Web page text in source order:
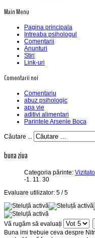
Main Menu
Pagina principala
Intreaba psihologul
Comentarii
Anunturi
Stiri
Link-uri
Comentarii noi
Comentariu
abuz psihologic
apa vie
aditivi alimentari
Parintele Arsenie Boca
Căutare ...
buna ziua
Categoria părinte:
-1. 11. 30
Evaluare utilizator: 5 /5
Vă rugăm să evaluați
Buna imi trebuie ceva despre